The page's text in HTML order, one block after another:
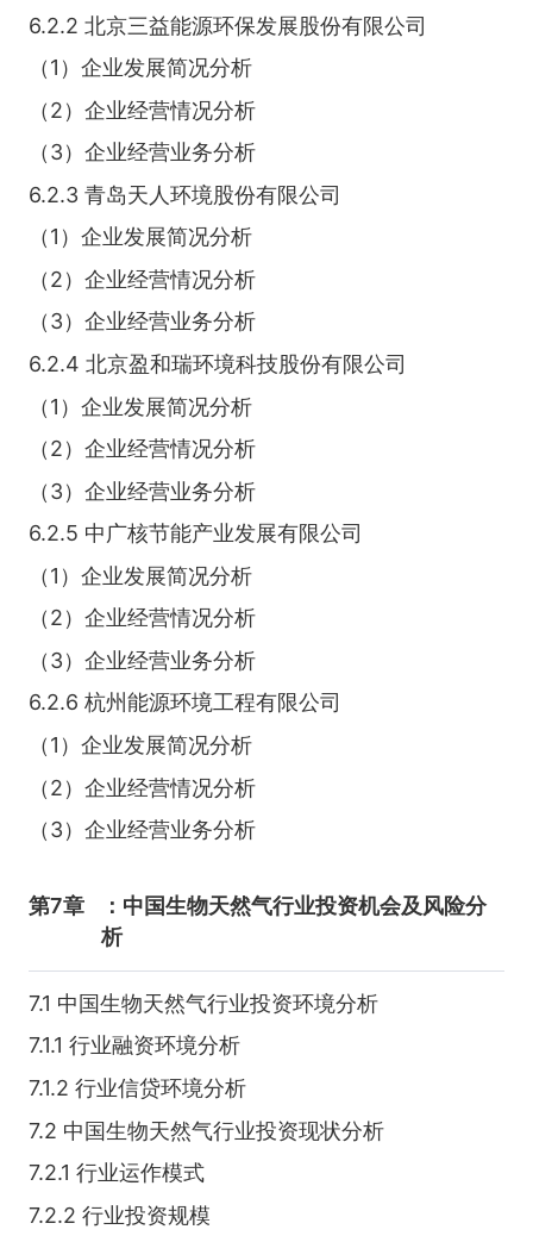
6.2.2 北京三益能源环保发展股份有限公司
（1）企业发展简况分析
（2）企业经营情况分析
（3）企业经营业务分析
6.2.3 青岛天人环境股份有限公司
（1）企业发展简况分析
（2）企业经营情况分析
（3）企业经营业务分析
6.2.4 北京盈和瑞环境科技股份有限公司
（1）企业发展简况分析
（2）企业经营情况分析
（3）企业经营业务分析
6.2.5 中广核节能产业发展有限公司
（1）企业发展简况分析
（2）企业经营情况分析
（3）企业经营业务分析
6.2.6 杭州能源环境工程有限公司
（1）企业发展简况分析
（2）企业经营情况分析
（3）企业经营业务分析
第7章
：中国生物天然气行业投资机会及风险分
析
7.1 中国生物天然气行业投资环境分析
7.1.1 行业融资环境分析
7.1.2 行业信贷环境分析
7.2 中国生物天然气行业投资现状分析
7.2.1 行业运作模式
7.2.2 行业投资规模